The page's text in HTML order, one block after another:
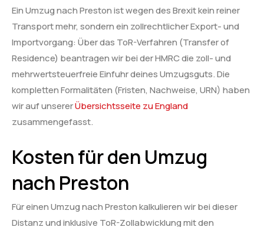
Ein Umzug nach Preston ist wegen des Brexit kein reiner
Transport mehr, sondern ein zollrechtlicher Export- und
Importvorgang: Über das ToR-Verfahren (Transfer of
Residence) beantragen wir bei der HMRC die zoll- und
mehrwertsteuerfreie Einfuhr deines Umzugsguts. Die
kompletten Formalitäten (Fristen, Nachweise, URN) haben
wir auf unsererÜbersichtsseite zu England
zusammengefasst.
Kosten für den Umzug
nach Preston
Für einen Umzug nach Preston kalkulieren wir bei dieser
Distanz und inklusive ToR-Zollabwicklung mit den